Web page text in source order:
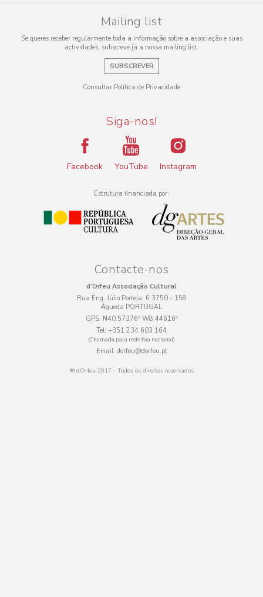
Mailing list
Se queres receber regularmente toda a informação sobre a associação e suas
actividades, subscreve já a nossa mailing list.
SUBSCREVER
Consultar Política de Privacidade
Siga-nos!
Facebook YouTube Instagram
Estrutura financiada por:
Contacte-nos
d’Orfeu Associação Cultural
Rua Eng. Júlio Portela, 6 3750 - 158
Águeda PORTUGAL
GPS: N40.57376º W8.44616º
Tel: +351 234 603 164
(Chamada para rede fixa nacional)
Email: dorfeu@dorfeu.pt
® dOrfeu 2017 - Todos os direitos reservados